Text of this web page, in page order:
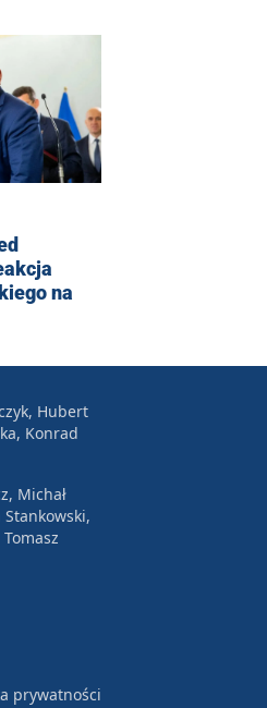
na
Hubert
Konrad
Michał
prywatności